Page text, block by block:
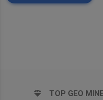
TOP GEO